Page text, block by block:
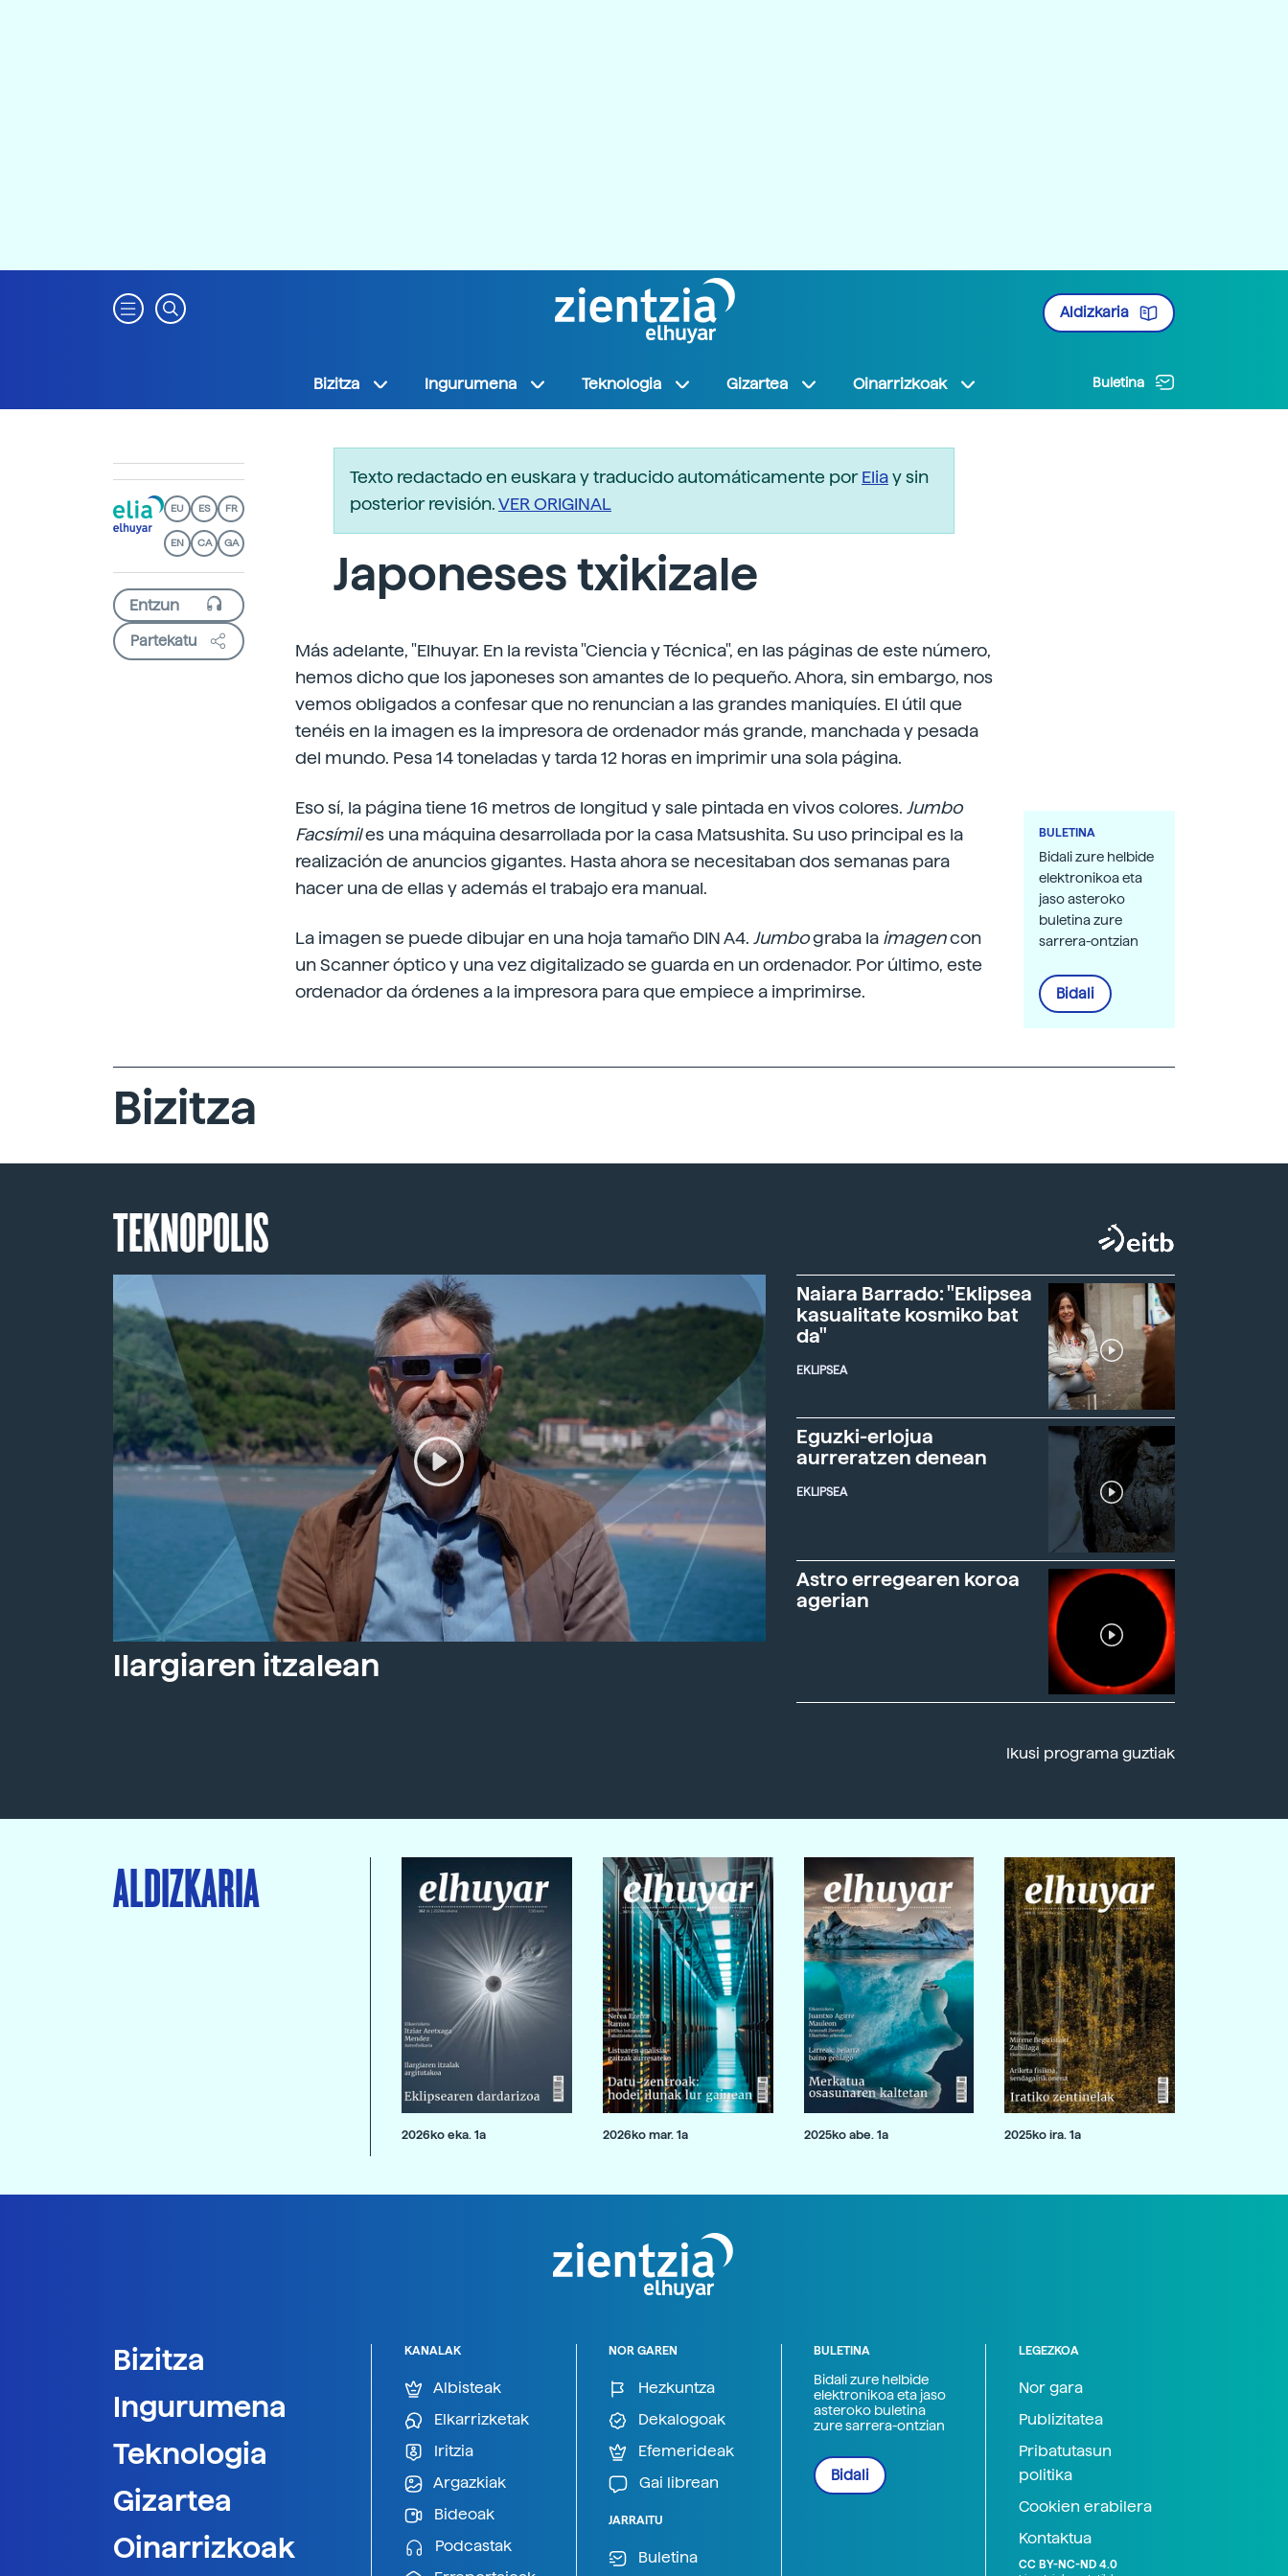
Aldizkaria
Bizitza Ingurumena Teknologia Gizartea Oinarrizkoak Buletina
EU ES FR
EN CA GA
Partekatu
Texto redactado en euskara y traducido automáticamente porEliay sin
posterior revisión.VER ORIGINAL
Japoneses txikizale
Más adelante, "Elhuyar. En la revista "Ciencia y Técnica", en las páginas de este número,
hemos dicho que los japoneses son amantes de lo pequeño. Ahora, sin embargo, nos
vemos obligados a confesar que no renuncian a las grandes maniquíes. El útil que
tenéis en la imagen es la impresora de ordenador más grande, manchada y pesada
del mundo. Pesa 14 toneladas y tarda 12 horas en imprimir una sola página.
Eso sí, la página tiene 16 metros de longitud y sale pintada en vivos colores. Jumbo
Facsímiles una máquina desarrollada por la casa Matsushita. Su uso principal es la
realización de anuncios gigantes. Hasta ahora se necesitaban dos semanas para
hacer una de ellas y además el trabajo era manual.
La imagen se puede dibujar en una hoja tamaño DIN A4. Jumbograba la imagencon
un Scanner óptico y una vez digitalizado se guarda en un ordenador. Por último, este
ordenador da órdenes a la impresora para que empiece a imprimirse.
BULETINA
Bidali zure helbide
elektronikoa eta
jaso asteroko
buletina zure
sarrera-ontzian
Bidali
Bizitza
TEKNOPOLIS
Ilargiaren itzalean
Naiara Barrado: "Eklipsea
kasualitate kosmiko bat
da"
EKLIPSEA
Eguzki-erlojua
aurreratzen denean
EKLIPSEA
Astro erregearen koroa
agerian
Ikusi programa guztiak
ALDIZKARIA
2026ko eka. 1a 2026ko mar. 1a 2025ko abe. 1a 2025ko ira. 1a
Bizitza
Ingurumena
Teknologia
Gizartea
Oinarrizkoak
KANALAK
Albisteak
Elkarrizketak
Iritzia
Argazkiak
Bideoak
Podcastak
NOR GAREN
Hezkuntza
Dekalogoak
Efemerideak
Gai librean
JARRAITU
Buletina
BULETINA
Bidali zure helbide
elektronikoa eta jaso
asteroko buletina
zure sarrera-ontzian
Bidali
LEGEZKOA
Nor gara
Publizitatea
Pribatutasun
politika
Cookien erabilera
Kontaktua
CC BY-NC-ND 4.0